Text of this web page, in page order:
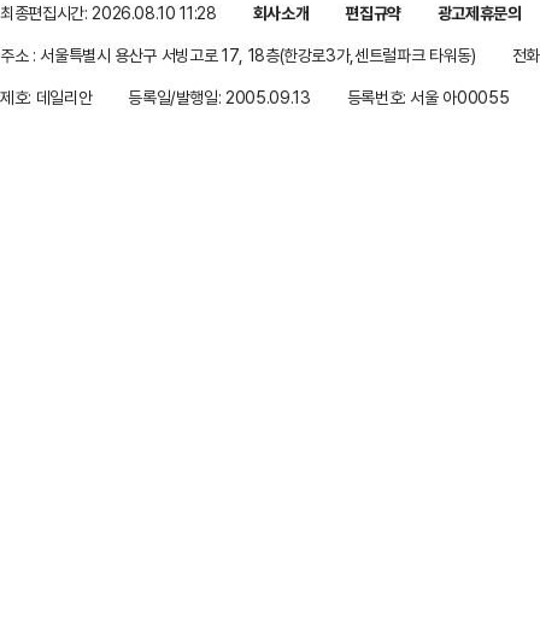
최종편집시간: 2026.08.10 11:28 회사소개 편집규약
광고제휴문의
주소 : 서울특별시 용산구 서빙고로 17, 18층(한강로3가,센트럴파크 타워동)
전
제호: 데일리안
등록일/발행일: 2005.09.13 등록번호: 서울 아00055